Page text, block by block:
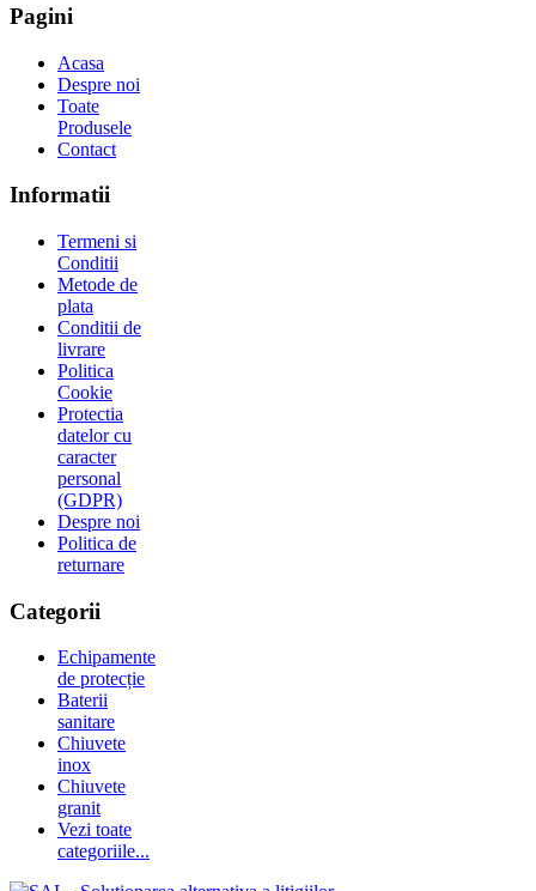
Pagini
Acasa
Despre noi
Toate
Produsele
Contact
Informatii
Termeni si
Conditii
Metode de
plata
Conditii de
livrare
Politica
Cookie
Protectia
datelor cu
caracter
personal
(GDPR)
Despre noi
Politica de
returnare
Categorii
Echipamente
de protecție
Baterii
sanitare
Chiuvete
inox
Chiuvete
granit
Vezi toate
categoriile...